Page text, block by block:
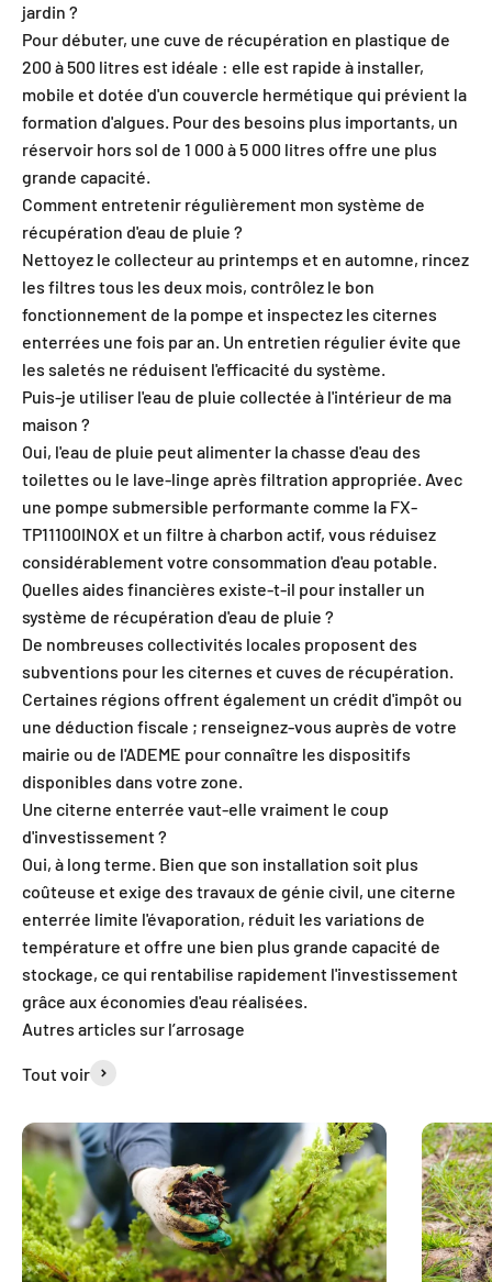
jardin ?
Pour débuter, une cuve de récupération en plastique de
200 à 500 litres est idéale : elle est rapide à installer,
mobile et dotée d'un couvercle hermétique qui prévient la
formation d'algues. Pour des besoins plus importants, un
réservoir hors sol de 1 000 à 5 000 litres offre une plus
grande capacité.
Comment entretenir régulièrement mon système de
récupération d'eau de pluie ?
Nettoyez le collecteur au printemps et en automne, rincez
les filtres tous les deux mois, contrôlez le bon
fonctionnement de la pompe et inspectez les citernes
enterrées une fois par an. Un entretien régulier évite que
les saletés ne réduisent l'efficacité du système.
Puis-je utiliser l'eau de pluie collectée à l'intérieur de ma
maison ?
Oui, l'eau de pluie peut alimenter la chasse d'eau des
toilettes ou le lave-linge après filtration appropriée. Avec
une pompe submersible performante comme la FX-
TP11100INOX et un filtre à charbon actif, vous réduisez
considérablement votre consommation d'eau potable.
Quelles aides financières existe-t-il pour installer un
système de récupération d'eau de pluie ?
De nombreuses collectivités locales proposent des
subventions pour les citernes et cuves de récupération.
Certaines régions offrent également un crédit d'impôt ou
une déduction fiscale ; renseignez-vous auprès de votre
mairie ou de l'ADEME pour connaître les dispositifs
disponibles dans votre zone.
Une citerne enterrée vaut-elle vraiment le coup
d'investissement ?
Oui, à long terme. Bien que son installation soit plus
coûteuse et exige des travaux de génie civil, une citerne
enterrée limite l'évaporation, réduit les variations de
température et offre une bien plus grande capacité de
stockage, ce qui rentabilise rapidement l'investissement
grâce aux économies d'eau réalisées.
Autres articles sur l’arrosage
Tout voir